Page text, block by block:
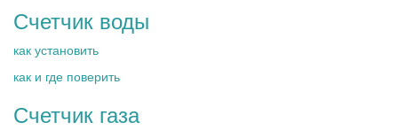
Счетчик воды
как установить
как и где поверить
Счетчик газа